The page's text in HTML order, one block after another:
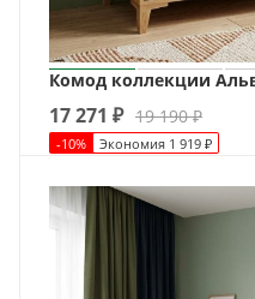
Комод коллекции
17 271 ₽ 19 190₽
-10% Экономия 1 919 ₽